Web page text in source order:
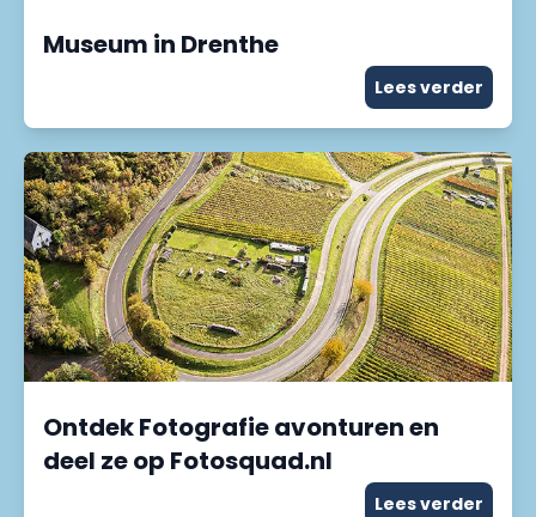
Museum in Drenthe
Lees verder
Ontdek Fotografie avonturen en
deel ze op Fotosquad.nl
Lees verder